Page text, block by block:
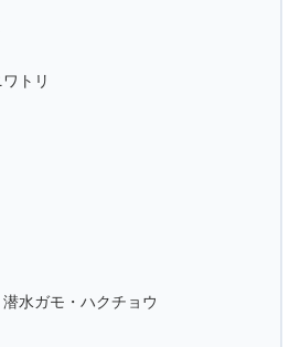
トリ
水ガモ・ハクチョウ